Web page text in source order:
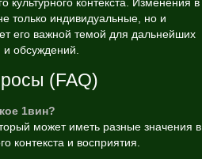
только индивидуальные, но и
его важной темой для дальнейших
обсуждений.
(FAQ)
1вин?
может иметь разные значения в
контекста и восприятия.